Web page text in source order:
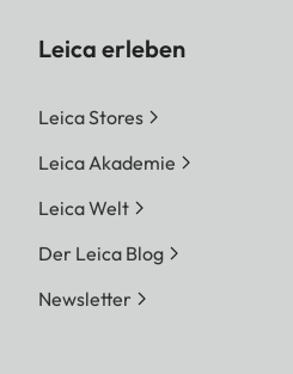
Leica erleben
Leica Stores
Leica Akademie
Leica Welt
Der Leica Blog
Newsletter